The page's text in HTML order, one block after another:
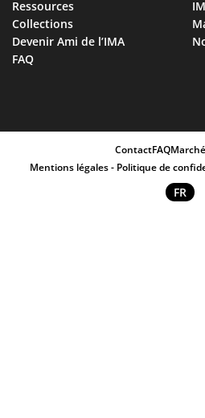
Ressources
Collections
Devenir Ami de l’IMA
FAQ
ContactFAQ
Mentions légales - Politique de
FR